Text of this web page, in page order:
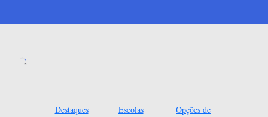
Destaques
Escolas
Opções de